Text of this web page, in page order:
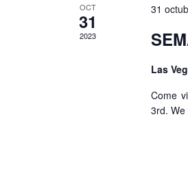
OCT
31
2023
31
Las
Come
3rd. We